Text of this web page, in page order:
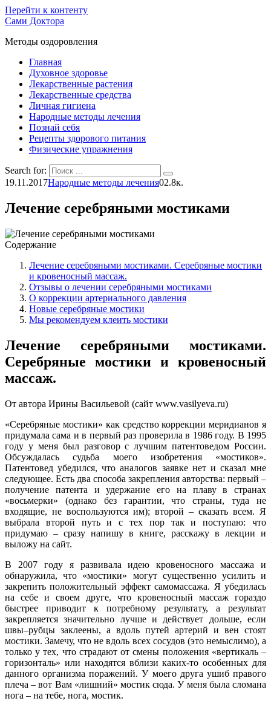
Перейти к контенту
Сами Доктора
Методы оздоровления
Главная
Духовное здоровье
Лекарственные растения
Лекарственные средства
Личная гигиена
Народные методы лечения
Познай себя
Рецепты здорового питания
Физические упражнения
Search for:
19.11.2017Народные методы лечения02.8к.
Лечение серебряными мостиками
Содержание
Лечение серебряными мостиками. Серебряные мостики
и кровеносный массаж.
Отзывы о лечении серебряными мостиками
О коррекции артериального давления
Новые серебряные мостики
Мы рекомендуем клеить мостики
Лечение серебряными мостиками.
Серебряные мостики и кровеносный
массаж.
От автора Ирины Васильевой (сайт www.vasilyeva.ru)
«Серебряные мостики» как средство коррекции меридианов я
придумала сама и в первый раз проверила в 1986 году. В 1995
году у меня был разговор с лучшим патентоведом России.
Обсуждалась судьба моего изобретения «мостиков».
Патентовед убедился, что аналогов заявке нет и сказал мне
следующее. Есть два способа закрепления авторства: первый –
получение патента и удержание его на плаву в странах
«восьмерки» (однако без гарантии, что страны, туда не
входящие, не воспользуются им); второй – сказать всем. Я
выбрала второй путь и с тех пор так и поступаю: что
придумаю – сразу напишу в книге, расскажу в лекции и
выложу на сайт.
В 2007 году я развивала идею кровеносного массажа и
обнаружила, что «мостики» могут существенно усилить и
закрепить положительный эффект самомассажа. Я убедилась
на себе и своем друге, что кровеносный массаж гораздо
быстрее приводит к потребному результату, а результат
закрепляется значительно лучше и действует дольше, если
швы–рубцы заклеены, а вдоль путей артерий и вен стоят
мостики. Замечу, что не вдоль всех сосудов (это немыслимо), а
только у тех, что страдают от смены положения «вертикаль –
горизонталь» или находятся вблизи каких-то особенных для
данного организма поражений. У моего друга ушиб правого
плеча – вот Вам «лишний» мостик сюда. У меня была сломана
нога – на тебе, нога, мостик.